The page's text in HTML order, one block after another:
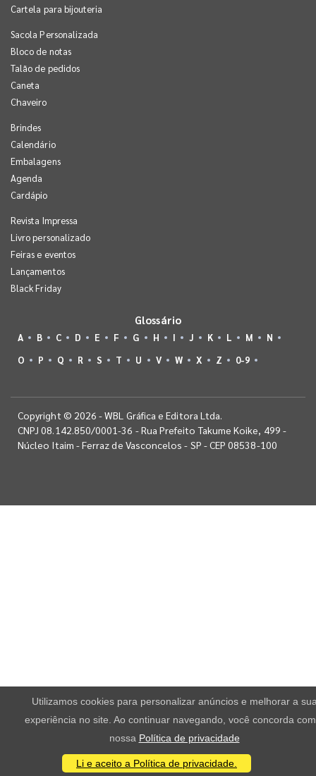
Cartela para bijouteria
Sacola Personalizada
Bloco de notas
Talão de pedidos
Caneta
Chaveiro
Brindes
Calendário
Embalagens
Agenda
Cardápio
Revista Impressa
Livro personalizado
Feiras e eventos
Lançamentos
Black Friday
Glossário
A B C D E F G H I J K L M
N
O
P Q R S T U V W X Z 0-9
Copyright © 2026 - WBL Gráfica e Editora Ltda.
CNPJ 08.142.850/0001-36 - Rua Prefeito Takume Koike, 499 -
Núcleo Itaim - Ferraz de Vasconcelos - SP - CEP 08538-100
Utilizamos cookies para personalizar anúncios e melhorar a
experiência no site. Ao continuar navegando, você concorda
nossa Política de privacidade
Li e aceito a Política de privacidade.